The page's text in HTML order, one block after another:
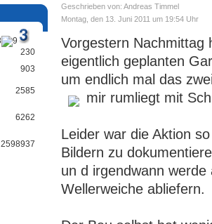
230
903
2585
6262
2598937
Geschrieben von: Andreas Timmel
Montag, den 13. Juni 2011 um 19:54 Uhr
Vorgestern Nachmittag
eigentlich geplanten
um endlich mal das
mir rumliegt mit
Leider war die Aktion
Bildern zu
un d irgendwann
Wellerweiche abliefern.